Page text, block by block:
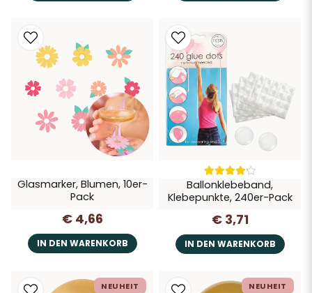
Glasmarker, Blumen, 10er-
Pack
€ 4,66
IN DEN WARENKORB
Ballonklebeband,
Klebepunkte, 240er-Pack
€ 3,71
IN DEN WARENKORB
NEUHEIT NEUHEIT